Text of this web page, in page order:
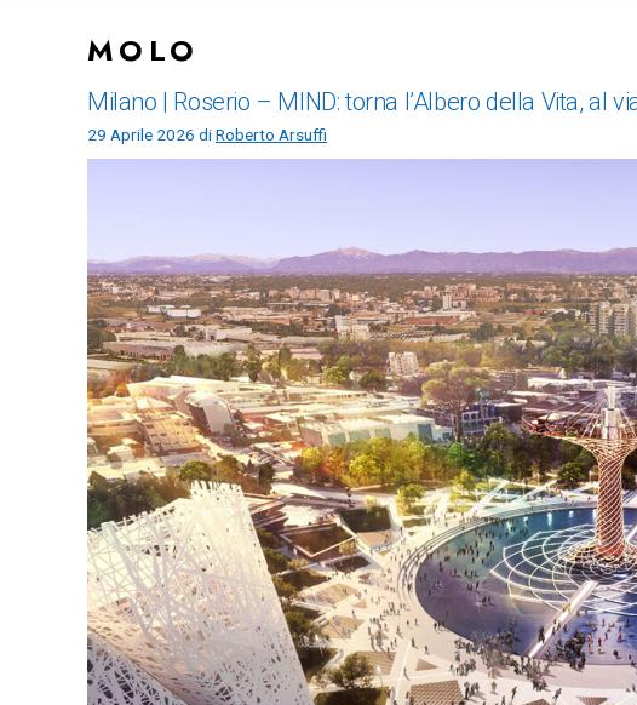
MOLO
Milano | Roserio – MIND: torna l’Albero della Vita, al
29 Aprile 2026 diRoberto Arsuffi